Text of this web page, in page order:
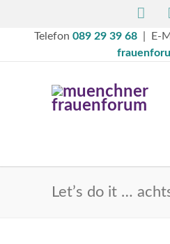
Telefon 089 29 39 68| E-
Let’s do it …